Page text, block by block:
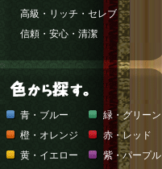
高級・リッチ・セレブ
信頼・安心・清潔
青・ブルー
緑・グリーン
橙・オレンジ
赤・レッド
黄・イエロー
紫・パープル